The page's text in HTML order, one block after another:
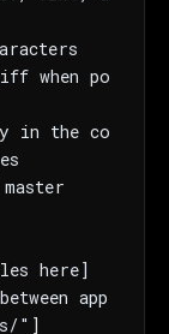
when po
in the co
here]
app
"]